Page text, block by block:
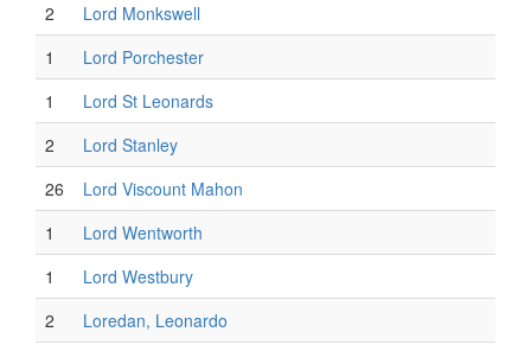
2
Lord Monkswell
1
Lord Porchester
1
Lord St Leonards
2
Lord Stanley
26
Lord Viscount Mahon
1
Lord Wentworth
1
Lord Westbury
2
Loredan, Leonardo